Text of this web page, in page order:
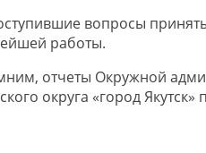
вопросы
работы.
отчеты Окружной
округа «город